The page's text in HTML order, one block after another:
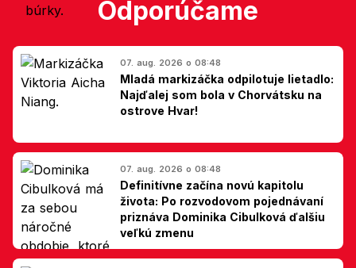
Odporúčame
07. aug. 2026 o 08:48
Mladá markizáčka odpilotuje lietadlo:
Najďalej som bola v Chorvátsku na
ostrove Hvar!
07. aug. 2026 o 08:48
Definitívne začína novú kapitolu
života: Po rozvodovom pojednávaní
priznáva Dominika Cibulková ďalšiu
veľkú zmenu